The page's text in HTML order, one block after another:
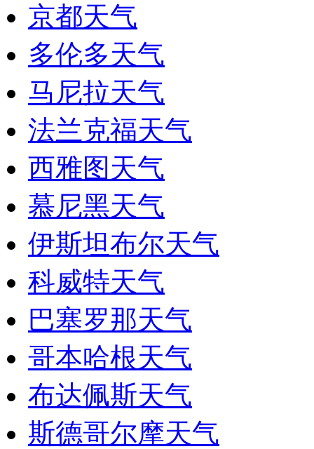
京都天气
多伦多天气
马尼拉天气
法兰克福天气
西雅图天气
慕尼黑天气
伊斯坦布尔天气
科威特天气
巴塞罗那天气
哥本哈根天气
布达佩斯天气
斯德哥尔摩天气